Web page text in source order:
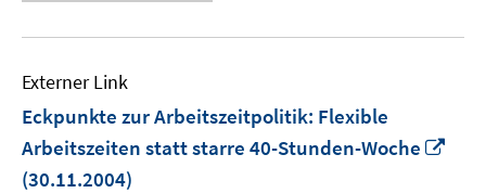
Externer Link
Eckpunkte zur Arbeitszeitpolitik: Flexible
Arbeitszeiten statt starre 40-Stunden-Woche
(30.11.2004)